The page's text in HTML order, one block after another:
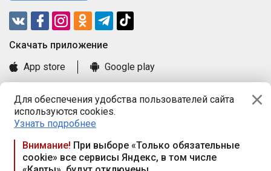
Для обеспечения удобства пользователей сайта
используются cookies.
Узнать подробнее
Внимание! При выборе «Только обязательные
cookie» все сервисы Яндекс, в том числе
Cкачать приложение
App store
Google play
Книга замечаний и предложений
Правила и документы
Praca.by © 2000—2026, ООО «ПРАЦА БАЙ»
Республика Беларусь, 220114, г. Минск, пр-т Независимости
117а, пом. № 9.